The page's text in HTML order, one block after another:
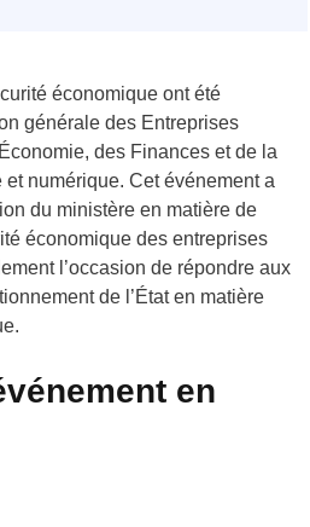
économique ont été
générale des Entreprises
des Finances et de la
numérique. Cet événement a
du ministère en matière de
économique des entreprises
l’occasion de répondre aux
de l’État en matière
en